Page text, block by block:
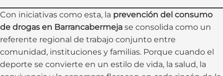
Con iniciativas como esta, la prevención del consumo
de drogas en Barrancabermeja se consolida como un
referente regional de trabajo conjunto entre
comunidad, instituciones y familias. Porque cuando el
deporte se convierte en un estilo de vida, la salud, la